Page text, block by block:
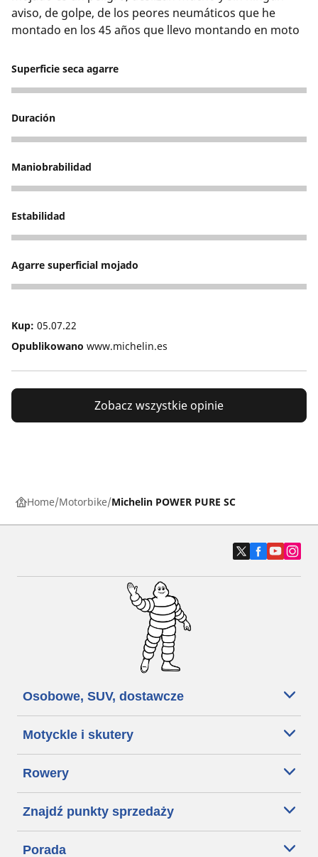
aviso, de golpe, de los peores neumáticos que he
montado en los 45 años que llevo montando en moto
Superficie seca agarre
3
Duración
4
Maniobrabilidad
4
Estabilidad
4
Agarre superficial mojado
1
Kup: 05.07.22
Opublikowano www.michelin.es
Zobacz wszystkie opinie
Home Motorbike Michelin POWER PURE SC
Osobowe, SUV, dostawcze
Motyckle i skutery
Rowery
Znajdź punkty sprzedaży
Porada